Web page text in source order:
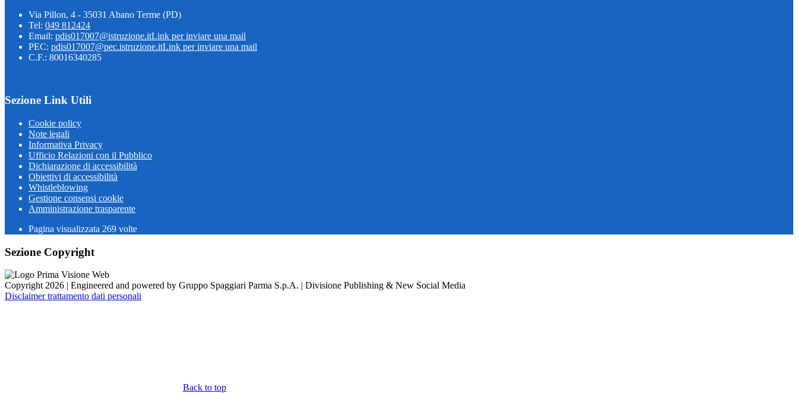
Via Pillon, 4 - 35031 Abano Terme (PD)
Tel: 049 812424
Email: pdis017007@istruzione.itLink per inviare una mail
PEC: pdis017007@pec.istruzione.itLink per inviare una mail
C.F.: 80016340285
Sezione Link Utili
Cookie policy
Note legali
Informativa Privacy
Ufficio Relazioni con il Pubblico
Dichiarazione di accessibilità
Obiettivi di accessibilità
Whistleblowing
Gestione consensi cookie
Amministrazione trasparente
Pagina visualizzata 269 volte
Sezione Copyright
Copyright 2026 | Engineered and powered by Gruppo Spaggiari Parma S.p.A. | Divisione Publishing & New Social Media
Disclaimer trattamento dati personali
Back to top